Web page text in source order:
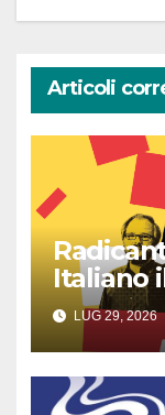
Articoli
Italiano
LUG 29, 2026